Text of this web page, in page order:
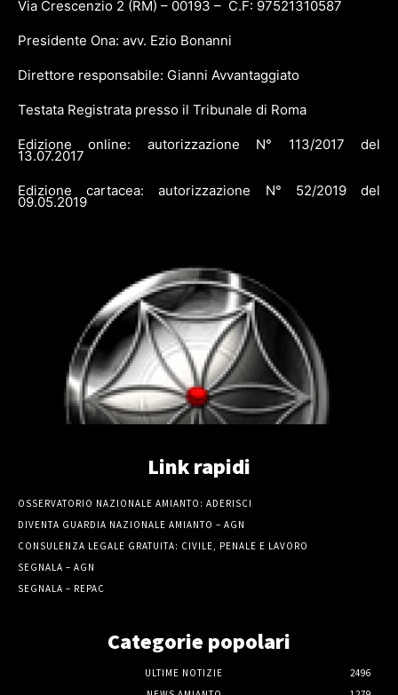
Via Crescenzio 2 (RM) – 00193 – C.F: 97521310587
Presidente Ona: avv. Ezio Bonanni
Direttore responsabile: Gianni Avvantaggiato
Testata Registrata presso il Tribunale di Roma
Edizione online: autorizzazione N° 113/2017 del
13.07.2017
Edizione cartacea: autorizzazione N° 52/2019 del
09.05.2019
Link rapidi
OSSERVATORIO NAZIONALE AMIANTO: ADERISCI
DIVENTA GUARDIA NAZIONALE AMIANTO – AGN
CONSULENZA LEGALE GRATUITA: CIVILE, PENALE E LAVORO
SEGNALA – AGN
SEGNALA – REPAC
Categorie popolari
ULTIME NOTIZIE
2496